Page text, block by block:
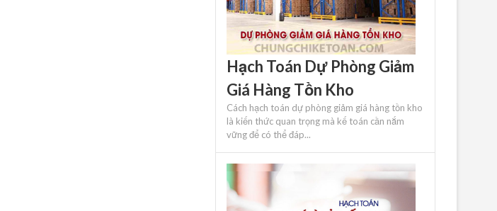
Hạch Toán Dự Phòng Giảm
Giá Hàng Tồn Kho
Cách hạch toán dự phòng giảm giá hàng tồn kho
là kiến ​​thức quan trọng mà kế toán cần nắm
vững để có thể đáp...